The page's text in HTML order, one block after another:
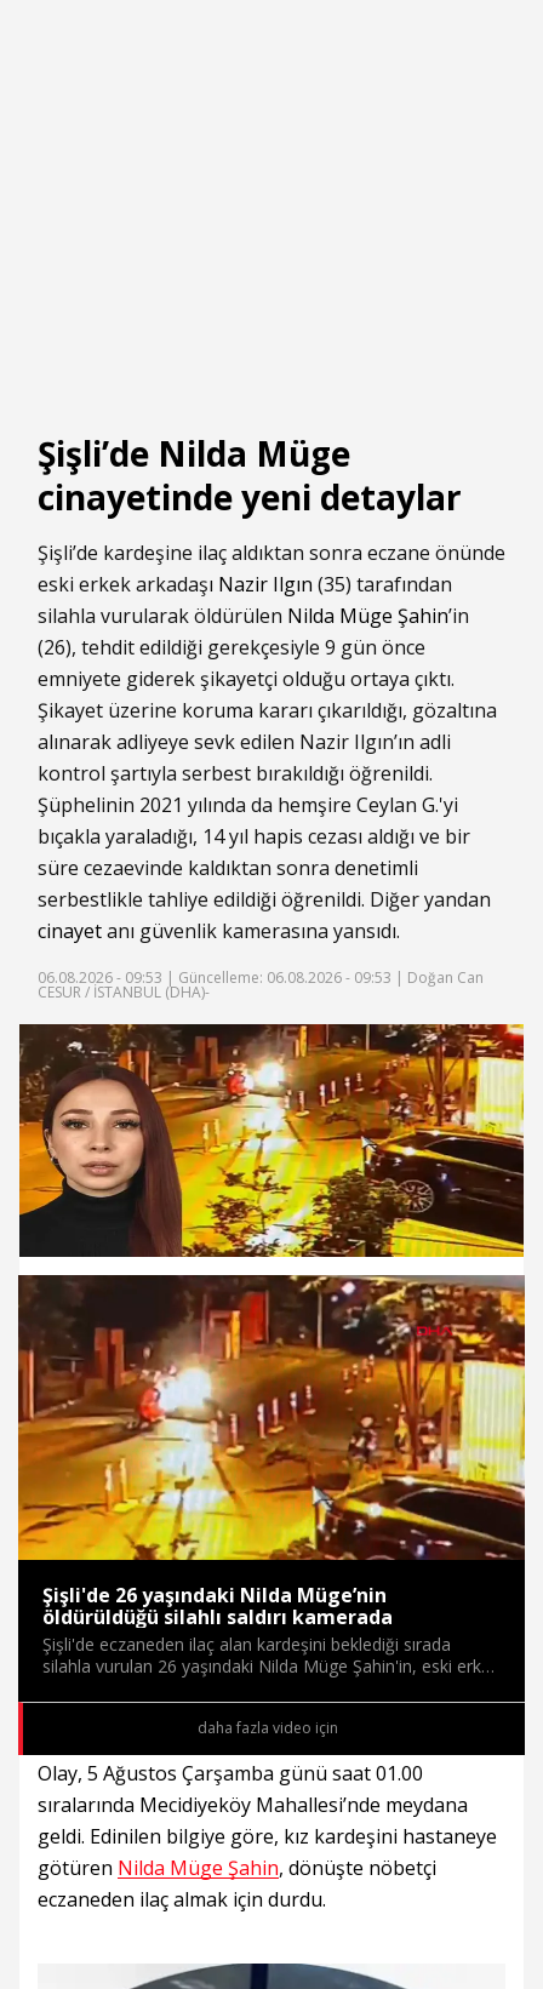
Şişli’de Nilda Müge
cinayetinde yeni detaylar
Şişli’de kardeşine ilaç aldıktan sonra eczane önünde
eski erkek arkadaşı Nazir Ilgın (35) tarafından
silahla vurularak öldürülen Nilda Müge Şahin’in
(26), tehdit edildiği gerekçesiyle 9 gün önce
emniyete giderek şikayetçi olduğu ortaya çıktı.
Şikayet üzerine koruma kararı çıkarıldığı, gözaltına
alınarak adliyeye sevk edilen Nazir Ilgın’ın adli
kontrol şartıyla serbest bırakıldığı öğrenildi.
Şüphelinin 2021 yılında da hemşire Ceylan G.'yi
bıçakla yaraladığı, 14 yıl hapis cezası aldığı ve bir
süre cezaevinde kaldıktan sonra denetimli
serbestlikle tahliye edildiği öğrenildi. Diğer yandan
cinayetanı güvenlik kamerasına yansıdı.
06.08.2026 - 09:53 | Güncelleme: 06.08.2026 - 09:53 | Doğan Can
CESUR / İSTANBUL (DHA)-
Süre
/
Toplam
Süre Yüklendi
0%
Yükleniyor
0%
Şişli'de 26 yaşındaki Nilda Müge’nin
öldürüldüğü silahlı saldırı kamerada
Şişli'de eczaneden ilaç alan kardeşini beklediği sırada
silahla vurulan 26 yaşındaki Nilda Müge Şahin'in, eski erkek
güvenlik kamerası görüntüleri ortaya çıktı.
daha fazla video için
Olay, 5 Ağustos Çarşamba günü saat 01.00
sıralarında Mecidiyeköy Mahallesi’nde meydana
geldi. Edinilen bilgiye göre, kız kardeşini hastaneye
götüren Nilda Müge Şahin, dönüşte nöbetçi
eczaneden ilaç almak için durdu.